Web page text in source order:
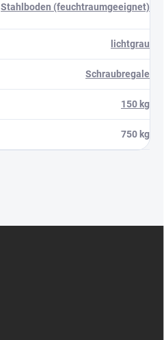
Stahlboden (feuchtraumgeeignet)
lichtgrau
Schraubregale
150 kg
750 kg